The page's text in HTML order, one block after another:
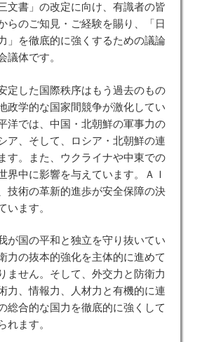
文書」の改定に向け、有識者の皆
らのご知見・ご経験を賜り、「日
」を徹底的に強くするための議論
議体です。
定した国際秩序はもう過去のもの
政学的な国家間競争が激化してい
洋では、中国・北朝鮮の軍事力の
ア、そして、ロシア・北朝鮮の連
す。また、ウクライナや中東での
界中に影響を与えています。ＡＩ
技術の革新的進歩が安全保障の決
います。
が国の平和と独立を守り抜いてい
力の抜本的強化を主体的に進めて
ません。そして、外交力と防衛力
力、情報力、人材力と有機的に連
総合的な国力を徹底的に強くして
れます。